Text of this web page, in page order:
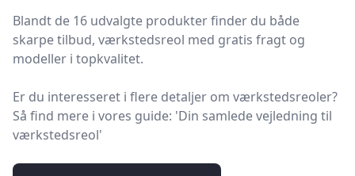
Blandt de 16 udvalgte produkter finder du både
skarpe tilbud, værkstedsreol med gratis fragt og
modeller i topkvalitet.
Er du interesseret i flere detaljer om værkstedsreoler?
Så find mere i vores guide: 'Din samlede vejledning til
værkstedsreol'